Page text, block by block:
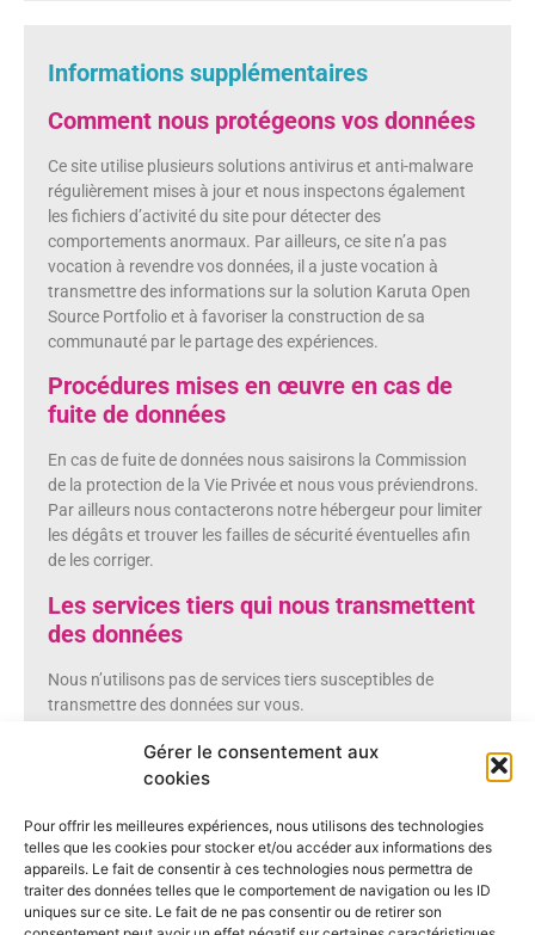
Gérer le consentement aux
cookies
Pour offrir les meilleures expériences, nous utilisons des technologies
telles que les cookies pour stocker et/ou accéder aux informations des
appareils. Le fait de consentir à ces technologies nous permettra de
traiter des données telles que le comportement de navigation ou les ID
uniques sur ce site. Le fait de ne pas consentir ou de retirer son
Informations supplémentaires
Comment nous protégeons vos données
Ce site utilise plusieurs solutions antivirus et anti-malware
régulièrement mises à jour et nous inspectons également
les fichiers d’activité du site pour détecter des
comportements anormaux. Par ailleurs, ce site n’a pas
vocation à revendre vos données, il a juste vocation à
transmettre des informations sur la solution Karuta Open
Source Portfolio et à favoriser la construction de sa
communauté par le partage des expériences.
Procédures mises en œuvre en cas de
fuite de données
En cas de fuite de données nous saisirons la Commission
de la protection de la Vie Privée et nous vous préviendrons.
Par ailleurs nous contacterons notre hébergeur pour limiter
les dégâts et trouver les failles de sécurité éventuelles afin
de les corriger.
Les services tiers qui nous transmettent
des données
Nous n’utilisons pas de services tiers susceptibles de
transmettre des données sur vous.
Opérations de marketing automatisé
et/ou de profilage réalisées à l’aide des
Affichage des informations liées aux
secteurs soumis à des régulations
spécifiques